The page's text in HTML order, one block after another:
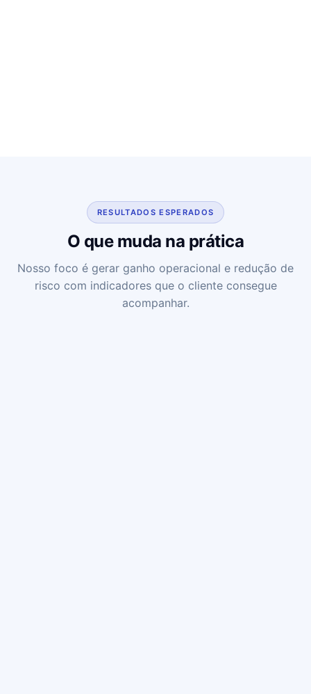
RESULTADOS ESPERADOS
O que muda na prática
Nosso foco é gerar ganho operacional e redução de
risco com indicadores que o cliente consegue
acompanhar.